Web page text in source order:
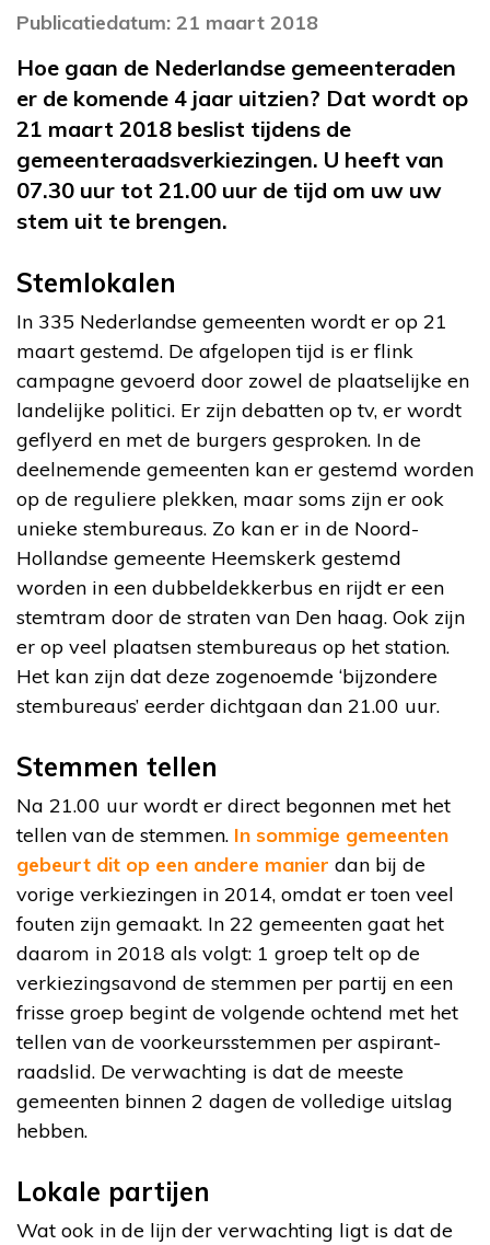
Publicatiedatum: 21 maart 2018
Hoe gaan de Nederlandse gemeenteraden
er de komende 4 jaar uitzien? Dat wordt op
21 maart 2018 beslist tijdens de
gemeenteraadsverkiezingen. U heeft van
07.30 uur tot 21.00 uur de tijd om uw uw
stem uit te brengen.
Stemlokalen
In 335 Nederlandse gemeenten wordt er op 21
maart gestemd. De afgelopen tijd is er flink
campagne gevoerd door zowel de plaatselijke en
landelijke politici. Er zijn debatten op tv, er wordt
geflyerd en met de burgers gesproken. In de
deelnemende gemeenten kan er gestemd worden
op de reguliere plekken, maar soms zijn er ook
unieke stembureaus. Zo kan er in de Noord-
Hollandse gemeente Heemskerk gestemd
worden in een dubbeldekkerbus en rijdt er een
stemtram door de straten van Den haag. Ook zijn
er op veel plaatsen stembureaus op het station.
Het kan zijn dat deze zogenoemde ‘bijzondere
stembureaus’ eerder dichtgaan dan 21.00 uur.
Stemmen tellen
Na 21.00 uur wordt er direct begonnen met het
tellen van de stemmen. In sommige gemeenten
gebeurt dit op een andere manier dan bij de
vorige verkiezingen in 2014, omdat er toen veel
fouten zijn gemaakt. In 22 gemeenten gaat het
daarom in 2018 als volgt: 1 groep telt op de
verkiezingsavond de stemmen per partij en een
frisse groep begint de volgende ochtend met het
tellen van de voorkeursstemmen per aspirant-
raadslid. De verwachting is dat de meeste
gemeenten binnen 2 dagen de volledige uitslag
hebben.
Lokale partijen
Wat ook in de lijn der verwachting ligt is dat de